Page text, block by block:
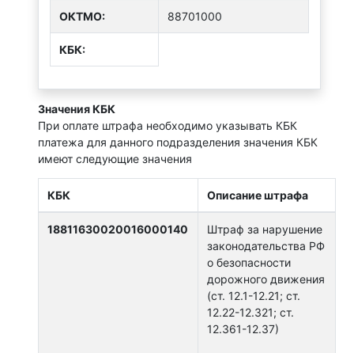
ОКТMО: 88701000
КБК:
Значения КБК
При оплате штрафа необходимо указывать КБК
платежа для данного подразделения значения КБК
имеют следующие значения
КБК Описание штрафа
18811630020016000140
Штраф за нарушение
законодательства РФ
о безопасности
дорожного движения
(ст. 12.1-12.21; ст.
12.22-12.321; ст.
12.361-12.37)